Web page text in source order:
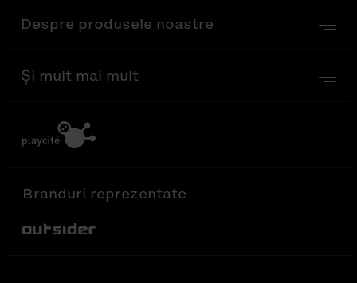
Despre produsele noastre
Și mult mai mult
Branduri reprezentate
Out-Sider